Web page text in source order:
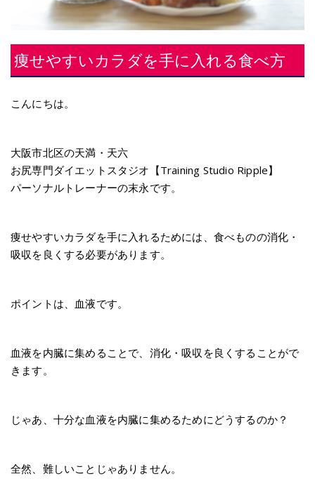
痩せやすいカラダを手に入れる食べ方
こんにちは。
大阪市北区の天満・天六
お尻専門ダイエットスタジオ【Training Studio Ripple】
パーソナルトレーナーの末永です。
痩せやすいカラダを手に入れるためには、食べものの消化・
吸収を良くする必要があります。
ポイントは、血液です。
血液を内臓に集めることで、消化・吸収を良くすることがで
きます。
じゃあ、十分な血液を内臓に集めるためにどうするのか？
全然、難しいことじゃありません。